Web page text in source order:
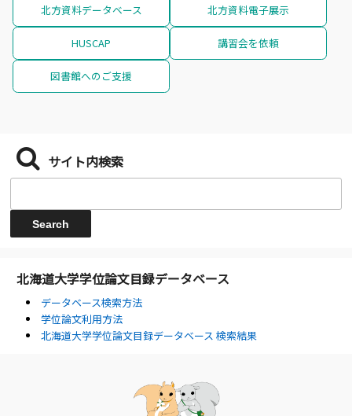
北方資料データベース 北方資料電子展示
HUSCAP 講習会を依頼
図書館へのご支援
サイト内検索
北海道大学学位論文目録データベース
データベース検索方法
学位論文利用方法
北海道大学学位論文目録データベース 検索結果